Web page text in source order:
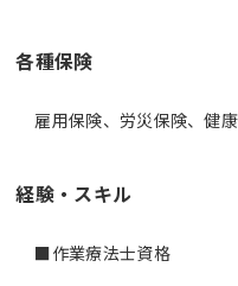
各種保険
雇用保険、労災保険、健
経験・スキル
■作業療法士資格